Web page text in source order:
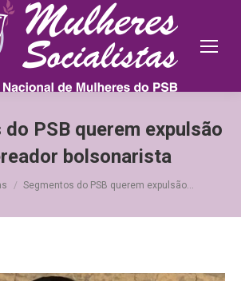
PSB querem expulsão
bolsonarista
Segmentos do PSB querem expulsão…